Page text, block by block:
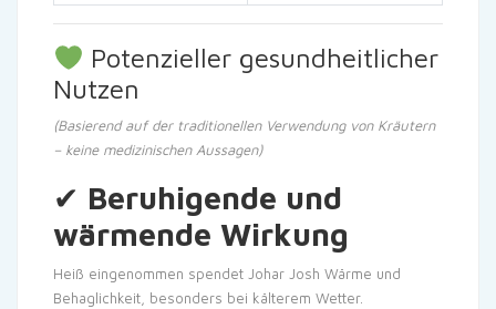
Potenzieller gesundheitlicher
Nutzen
(Basierend auf der traditionellen Verwendung von Kräutern
– keine medizinischen Aussagen)
✔ Beruhigende und
wärmende Wirkung
Heiß eingenommen spendet Johar Josh Wärme und
Behaglichkeit, besonders bei kälterem Wetter.